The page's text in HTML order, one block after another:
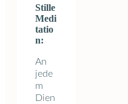
Stille
Medi
tatio
n:
An
jede
m
Dien